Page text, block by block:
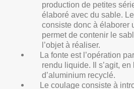
production de petites
élaboré avec du sable.
consiste donc à élaborer
permet de contenir le
l’objet à réaliser.
Lafonte est l’opération
rendu liquide. Il s’agit, en
d’aluminium recyclé.
Le coulage consiste à